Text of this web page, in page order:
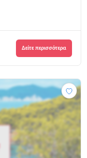
Δείτε περισσότερα